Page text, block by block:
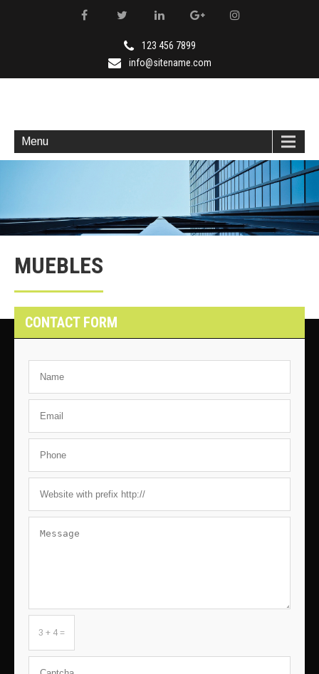
123 456 7899
info@sitename.com
Menu
MUEBLES
CONTACT FORM
3 + 4 =